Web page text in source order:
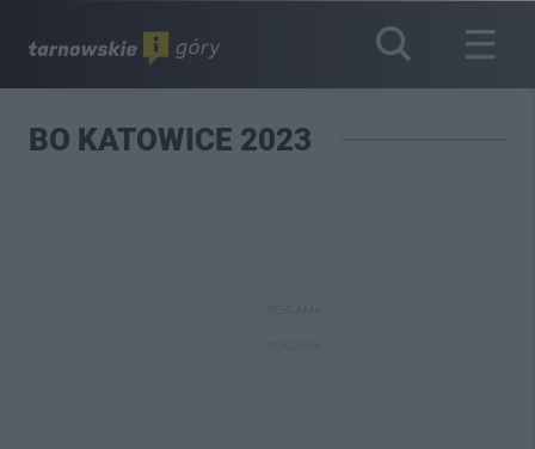
BO KATOWICE 2023